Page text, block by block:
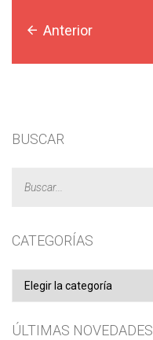
Anterior
BUSCAR
CATEGORÍAS
ÚLTIMAS NOVEDADES